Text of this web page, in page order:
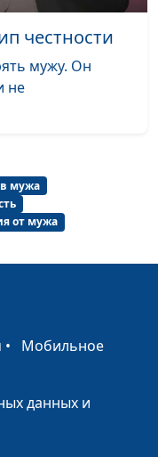
отношениям
по
отношениям
Сахаров,
по
честности
мужу. Он
не
мужа
от мужа
• Мобильное
данных и